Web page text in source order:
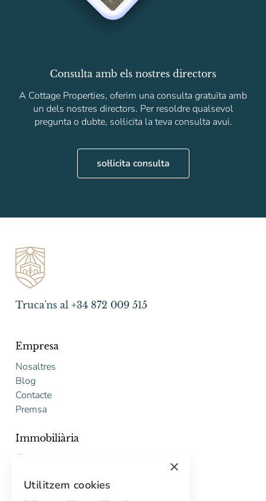
Consulta amb els nostres directors
A Cottage Properties, oferim una consulta gratuïta amb
un dels nostres directors. Per resoldre qualsevol
pregunta o dubte, sol·licita la teva consulta avui.
sol·licita consulta
Truca'ns al +34 872 009 515
Empresa
Nosaltres
Blog
Contacte
Premsa
Immobiliària
Comprar
Pressupost gratuït de rehabilitació
×
Utilitzem cookies